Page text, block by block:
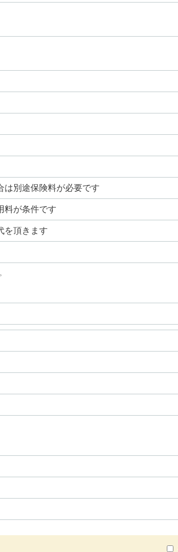
は別途保険料が必要です
料が条件です
を頂きます